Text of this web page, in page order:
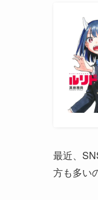
最近、
方も多い